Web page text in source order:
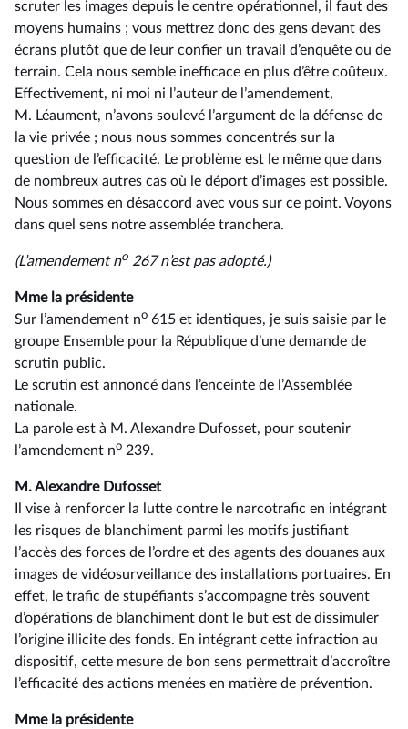
scruter les images depuis le centre opérationnel, il faut des
moyens humains ; vous mettrez donc des gens devant des
écrans plutôt que de leur confier un travail d’enquête ou de
terrain. Cela nous semble inefficace en plus d’être coûteux.
Effectivement, ni moi ni l’auteur de l’amendement,
M. Léaument, n’avons soulevé l’argument de la défense de
la vie privée ; nous nous sommes concentrés sur la
question de l’efficacité. Le problème est le même que dans
de nombreux autres cas où le déport d’images est possible.
Nous sommes en désaccord avec vous sur ce point. Voyons
dans quel sens notre assemblée tranchera.
(L’amendement no 267 n’est pas adopté.)
Mme la présidente
Sur l’amendement no 615 et identiques, je suis saisie par le
groupe Ensemble pour la République d’une demande de
scrutin public.
Le scrutin est annoncé dans l’enceinte de l’Assemblée
nationale.
La parole est à M. Alexandre Dufosset, pour soutenir
l’amendement no 239.
M. Alexandre Dufosset
Il vise à renforcer la lutte contre le narcotrafic en intégrant
les risques de blanchiment parmi les motifs justifiant
l’accès des forces de l’ordre et des agents des douanes aux
images de vidéosurveillance des installations portuaires. En
effet, le trafic de stupéfiants s’accompagne très souvent
d’opérations de blanchiment dont le but est de dissimuler
l’origine illicite des fonds. En intégrant cette infraction au
dispositif, cette mesure de bon sens permettrait d’accroître
l’efficacité des actions menées en matière de prévention.
Mme la présidente